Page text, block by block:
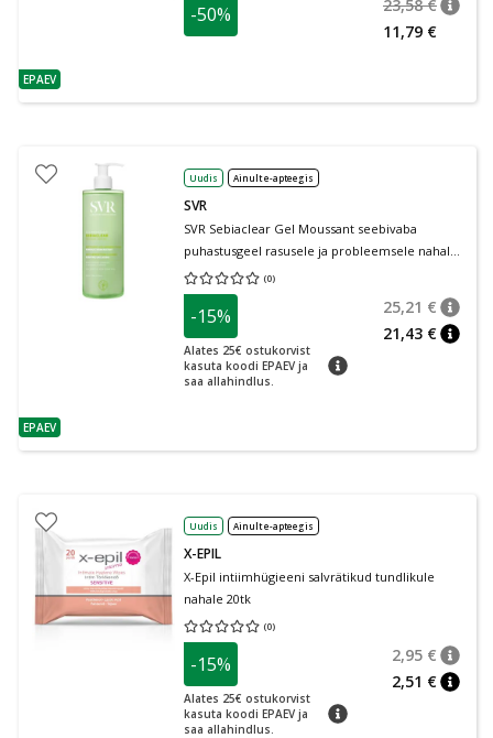
nõuanne
EPAEV
-50% 23,58 €
11,79 €
nõuanne
EPAEV
Uudis Ainult e-apteegis
SVR
SVR Sebiaclear Gel Moussant seebivaba
puhastusgeel rasusele ja probleemsele nahale
400 ml
(0)
Keskmine hinnang 0.00
-15%
Alates 25€ ostukorvist
kasuta koodi EPAEV ja
saa allahindlus.
nõuanne
25,21 €
21,43 €
Uudis Ainult e-apteegis
X-EPIL
X-Epil intiimhügieeni salvrätikud tundlikule
nahale 20tk
(0)
Keskmine hinnang 0.00
-15%
Alates 25€ ostukorvist
kasuta koodi EPAEV ja
saa allahindlus.
nõuanne
2,95 €
2,51 €